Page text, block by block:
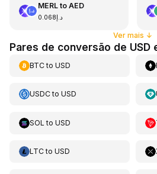
MERLto AED
د.إ0.068
Ver mais ↓
Pares de conversão de USD
BTCto USD
USDCto USD
SOL to USD
LTCto USD